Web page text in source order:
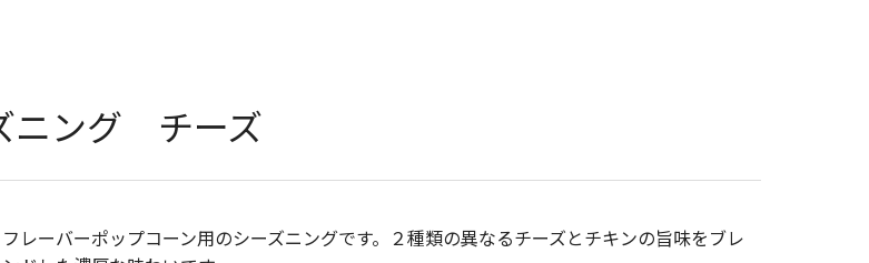
ニング チーズ
フレーバーポップコーン用のシーズニングです。２種類の異なるチーズとチキンの旨味をブレ